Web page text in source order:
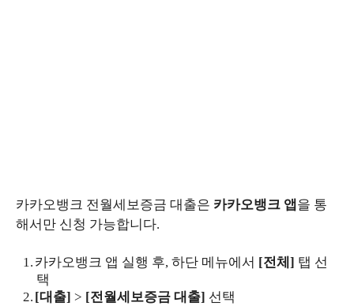
카카오뱅크 전월세보증금 대출은 카카오뱅크 앱 을 통
해서만 신청 가능합니다.
카카오뱅크 앱 실행 후, 하단 메뉴에서 [전체] 탭 선
택
[대출] > [전월세보증금 대출] 선택